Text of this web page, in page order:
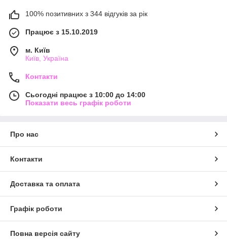
100% позитивних з 344 відгуків за рік
Працює з 15.10.2019
м. Київ
Київ, Україна
Контакти
Сьогодні працює з 10:00 до 14:00
Показати весь графік роботи
Про нас
Контакти
Доставка та оплата
Графік роботи
Повна версія сайту